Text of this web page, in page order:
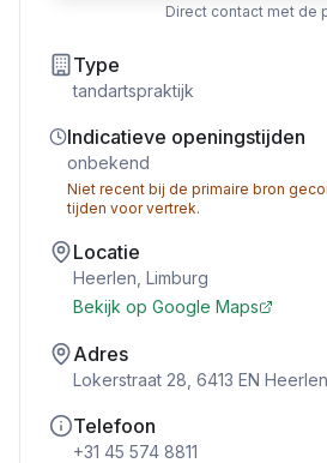
Direct contact met de
Type
tandartspraktijk
Indicatieve openingstijden
onbekend
Niet recent bij de primaire bron
tijden voor vertrek.
Locatie
Heerlen Limburg
Bekijk op Google Maps
Adres
Lokerstraat 28, 6413 EN Heerlen
Telefoon
+31 45 574 8811